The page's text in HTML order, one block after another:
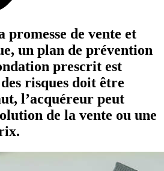
promesse de vente et
un plan de prévention
prescrit est
risques doit être
l’acquéreur peut
de la vente ou une